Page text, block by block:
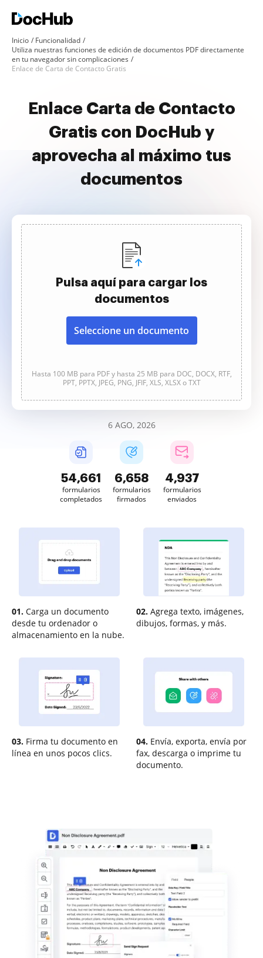
Inicio
Funcionalidad
Utiliza nuestras funciones de edición de documentos PDF directamente
en tu navegador sin complicaciones
Enlace de Carta de Contacto Gratis
Enlace Carta de Contacto
Gratis con DocHub y
aprovecha al máximo tus
documentos
Pulsa aquí para cargar los
documentos
Seleccione un documento
Hasta 100 MB para PDF y hasta 25 MB para DOC, DOCX, RTF,
PPT, PPTX, JPEG, PNG, JFIF, XLS, XLSX o TXT
6 AGO, 2026
54,665
formularios
completados
6,658
formularios
firmados
4,937
formularios
enviados
01. Carga un documento
desde tu ordenador o
almacenamiento en la nube.
02. Agrega texto, imágenes,
dibujos, formas, y más.
03. Firma tu documento en
línea en unos pocos clics.
04. Envía, exporta, envía por
fax, descarga o imprime tu
documento.